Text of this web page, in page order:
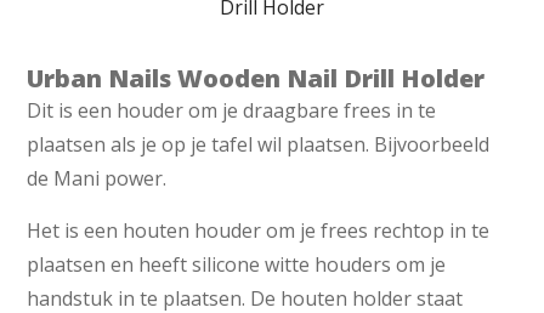
Drill Holder
Urban Nails Wooden Nail Drill Holder
Dit is een houder om je draagbare frees in te
plaatsen als je op je tafel wil plaatsen. Bijvoorbeeld
de Mani power.
Het is een houten houder om je frees rechtop in te
plaatsen en heeft silicone witte houders om je
handstuk in te plaatsen. De houten holder staat